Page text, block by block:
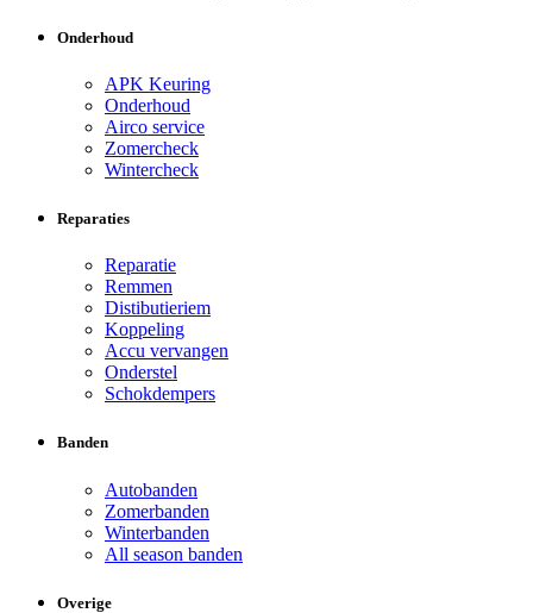
Onderhoud
APK Keuring
Onderhoud
Airco service
Zomercheck
Wintercheck
Reparaties
Reparatie
Remmen
Distibutieriem
Koppeling
Accu vervangen
Onderstel
Schokdempers
Banden
Autobanden
Zomerbanden
Winterbanden
All season banden
Overige